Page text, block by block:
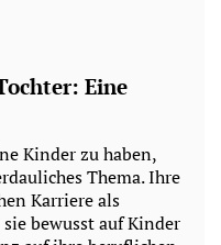
Eine
Kinder zu haben,
Thema. Ihre
Karriere als
bewusst auf Kinder